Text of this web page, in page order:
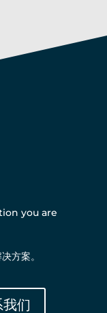
you are
方案。
们